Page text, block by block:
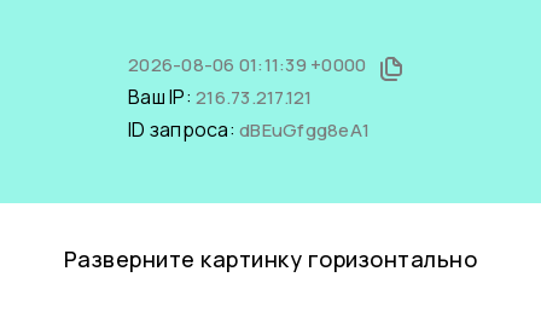
2026-08-06 01:11:39 +0000
Ваш IP: 216.73.217.121
ID запроса: dBEuGfgg8eA1
Разверните картинку горизонтально